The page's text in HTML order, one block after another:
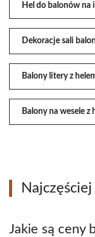
Hel do balonów na
Dekoracje sali
Balony litery z
Balony na wesele z
Jakie są ceny